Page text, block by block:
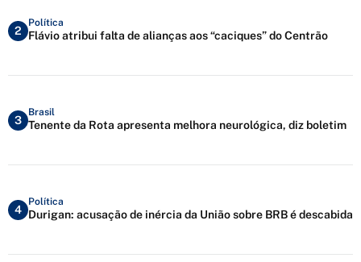
2
Política
Flávio atribui falta de alianças aos “caciques” do Centrão
3
Brasil
Tenente da Rota apresenta melhora neurológica, diz boletim
4
Política
Durigan: acusação de inércia da União sobre BRB é descabida